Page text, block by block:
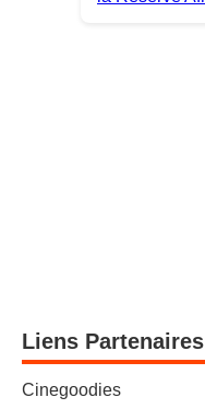
Liens Partenaires
Cinegoodies